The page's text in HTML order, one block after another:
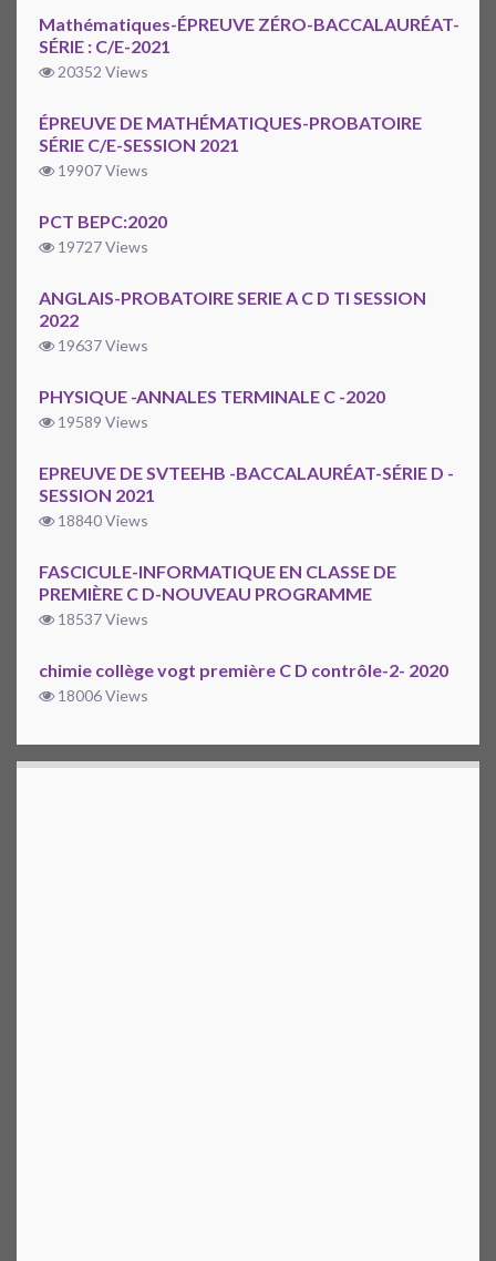
Mathématiques-ÉPREUVE ZÉRO-BACCALAURÉAT-
SÉRIE : C/E-2021
20352 Views
ÉPREUVE DE MATHÉMATIQUES-PROBATOIRE
SÉRIE C/E-SESSION 2021
19907 Views
PCT BEPC:2020
19727 Views
ANGLAIS-PROBATOIRE SERIE A C D TI SESSION
2022
19637 Views
PHYSIQUE -ANNALES TERMINALE C -2020
19589 Views
EPREUVE DE SVTEEHB -BACCALAURÉAT-SÉRIE D -
SESSION 2021
18840 Views
FASCICULE-INFORMATIQUE EN CLASSE DE
PREMIÈRE C D-NOUVEAU PROGRAMME
18537 Views
chimie collège vogt première C D contrôle-2- 2020
18006 Views